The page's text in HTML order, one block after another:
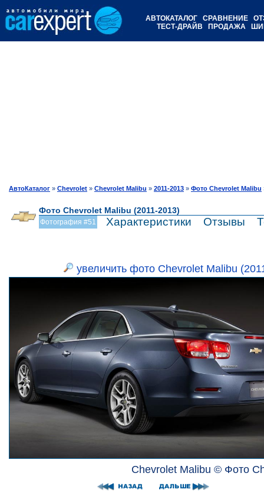
АВТОКАТАЛОГ СРАВНЕНИЕ
ТЕСТ-ДРАЙВ
ПРОДАЖА
АвтоКаталог » Chevrolet » Chevrolet Malibu » 2011-2013 » Фото Chevrolet Malibu
Фото Chevrolet Malibu (2011-2013)
Фотография #51 Характеристики Отзывы
увеличить фото Chevrolet Malibu
Chevrolet Malibu © Фото